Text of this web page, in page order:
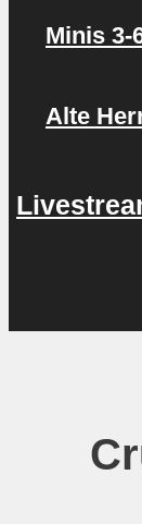
Minis 3-
Alte